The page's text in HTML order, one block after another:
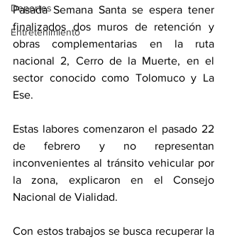
Deportes
Entretenimiento
Pasada Semana Santa se espera tener
finalizados dos muros de retención y
obras complementarias en la ruta
nacional 2, Cerro de la Muerte, en el
sector conocido como Tolomuco y La
Ese.
Estas labores comenzaron el pasado 22
de febrero y no representan
inconvenientes al tránsito vehicular por
la zona, explicaron en el Consejo
Nacional de Vialidad.
Con estos trabajos se busca recuperar la